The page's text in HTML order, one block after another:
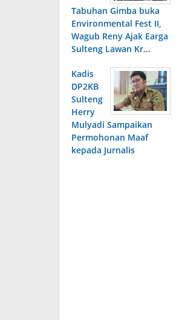
Tabuhan Gimba buka
Environmental Fest II,
Wagub Reny Ajak Earga
Sulteng Lawan Kr…
Kadis
DP2KB
Sulteng
Herry
Mulyadi Sampaikan
Permohonan Maaf
kepada Jurnalis